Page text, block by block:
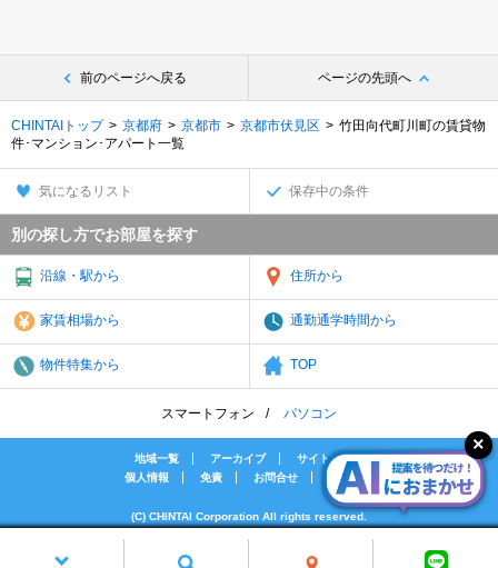
前のページへ戻る ページの先頭へ
CHINTAIトップ 京都府 京都市 京都市伏見区
竹田向代町川町の賃貸物
件･マンション･アパート一覧
気になるリスト 保存中の条件
別の探し方でお部屋を探す
沿線・駅から 住所から
家賃相場から 通勤通学時間から
物件特集から TOP
スマートフォン パソコン
地域一覧 アーカイブ
サイトマップ
個人情報
免責 お問合せ 会社案内
(C) CHINTAI Corporation All rights reserved.
[PR]賃貸物件の疑問解決！教えてエイブルAGENT